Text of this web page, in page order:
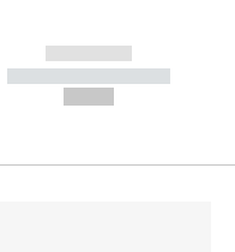
------------
----------- -----------